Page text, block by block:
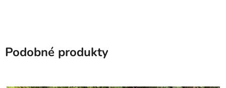
Podobné produkty